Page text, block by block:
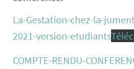
La-Gestation-chez-la-
2021-version-etudiants
COMPTE-RENDU-